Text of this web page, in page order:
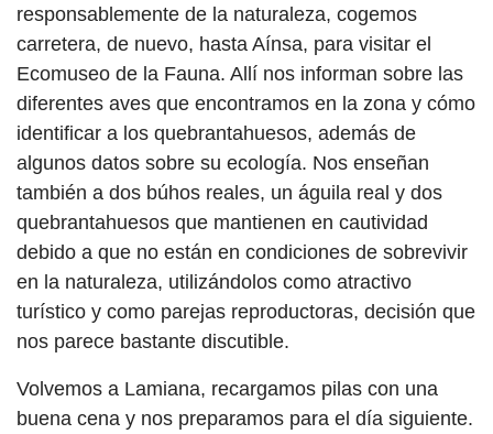
responsablemente de la naturaleza, cogemos
carretera, de nuevo, hasta Aínsa, para visitar el
Ecomuseo de la Fauna. Allí nos informan sobre las
diferentes aves que encontramos en la zona y cómo
identificar a los quebrantahuesos, además de
algunos datos sobre su ecología. Nos enseñan
también a dos búhos reales, un águila real y dos
quebrantahuesos que mantienen en cautividad
debido a que no están en condiciones de sobrevivir
en la naturaleza, utilizándolos como atractivo
turístico y como parejas reproductoras, decisión que
nos parece bastante discutible.
Volvemos a Lamiana, recargamos pilas con una
buena cena y nos preparamos para el día siguiente.